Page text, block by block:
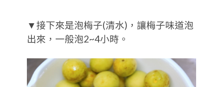
▼接下來是泡梅子(清水)，讓梅子味道泡
出來，一般泡2~4小時。